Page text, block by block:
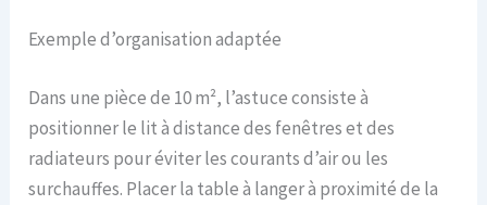
Exemple d’organisation adaptée
Dans une pièce de 10 m², l’astuce consiste à
positionner le lit à distance des fenêtres et des
radiateurs pour éviter les courants d’air ou les
surchauffes. Placer la table à langer à proximité de la